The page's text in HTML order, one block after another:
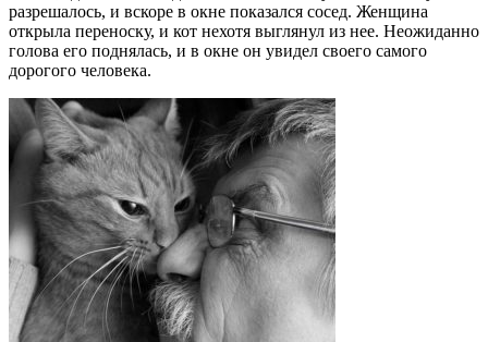
разрешалось, и вскоре в окне показался сосед. Женщина
открыла переноску, и кот нехотя выглянул из нее. Неожиданно
голова его поднялась, и в окне он увидел своего самого
дорогого человека.